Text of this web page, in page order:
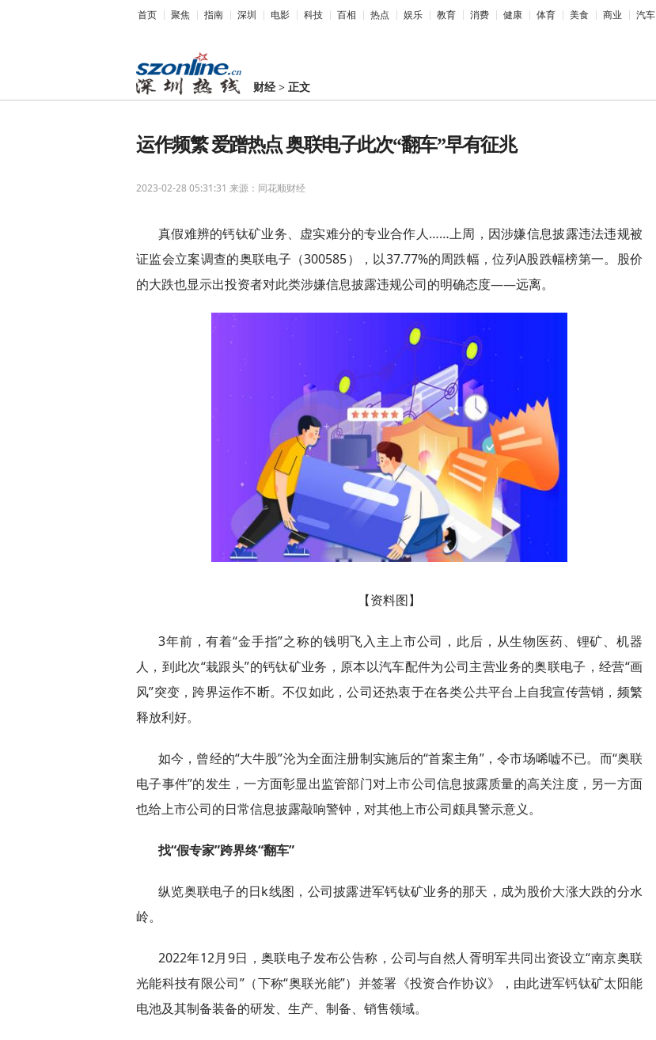
首页 聚焦 指南 深圳 电影 科技 百相 热点 娱乐 教育 消费 健康 体育 美食 商业 汽车
财经>正文
运作频繁 爱蹭热点 奥联电子此次“翻车”早有征兆
2023-02-28 05:31:31 来源：同花顺财经
真假难辨的钙钛矿业务、虚实难分的专业合作人……上周，因涉嫌信息披露违法违规被
证监会立案调查的奥联电子（300585），以37.77%的周跌幅，位列A股跌幅榜第一。股价
的大跌也显示出投资者对此类涉嫌信息披露违规公司的明确态度——远离。
【资料图】
3年前，有着“金手指”之称的钱明飞入主上市公司，此后，从生物医药、锂矿、机器
人，到此次“栽跟头”的钙钛矿业务，原本以汽车配件为公司主营业务的奥联电子，经营“画
风”突变，跨界运作不断。不仅如此，公司还热衷于在各类公共平台上自我宣传营销，频繁
释放利好。
如今，曾经的“大牛股”沦为全面注册制实施后的“首案主角”，令市场唏嘘不已。而“奥联
电子事件”的发生，一方面彰显出监管部门对上市公司信息披露质量的高关注度，另一方面
也给上市公司的日常信息披露敲响警钟，对其他上市公司颇具警示意义。
找“假专家”跨界终“翻车”
纵览奥联电子的日k线图，公司披露进军钙钛矿业务的那天，成为股价大涨大跌的分水
岭。
2022年12月9日，奥联电子发布公告称，公司与自然人胥明军共同出资设立“南京奥联
光能科技有限公司”（下称“奥联光能”）并签署《投资合作协议》，由此进军钙钛矿太阳能
电池及其制备装备的研发、生产、制备、销售领域。